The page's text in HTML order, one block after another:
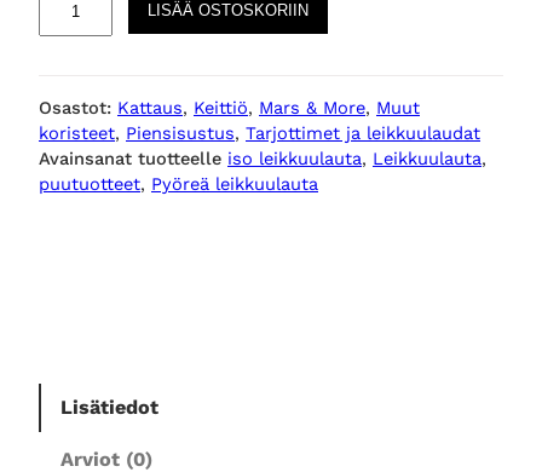
e
ä
u
LISÄÄ OSTOSKORIIN
Osastot: Kattaus, Keittiö, Mars & More, Muut
koristeet, Piensisustus, Tarjottimet ja leikkuulaudat
Avainsanat tuotteelle iso leikkuulauta, Leikkuulauta
puutuotteet, Pyöreä leikkuulauta
Lisätiedot
Arviot (0)